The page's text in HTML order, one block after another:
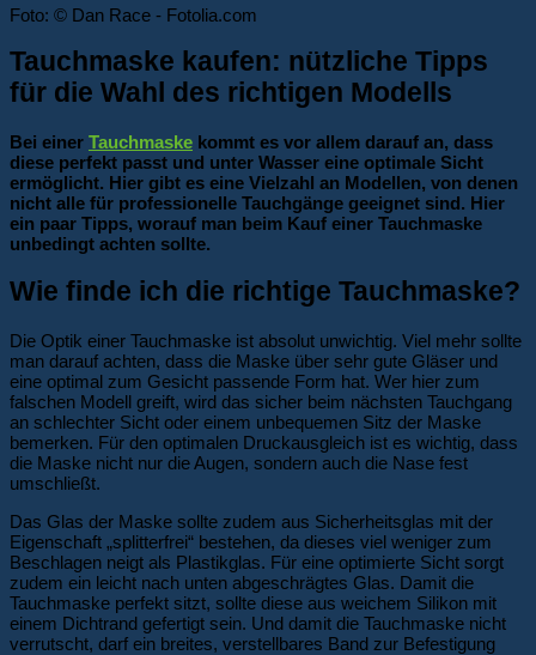
Foto: © Dan Race - Fotolia.com
Tauchmaske kaufen: nützliche Tipps
für die Wahl des richtigen Modells
Bei einer Tauchmaske kommt es vor allem darauf an, dass
diese perfekt passt und unter Wasser eine optimale Sicht
ermöglicht. Hier gibt es eine Vielzahl an Modellen, von denen
nicht alle für professionelle Tauchgänge geeignet sind. Hier
ein paar Tipps, worauf man beim Kauf einer Tauchmaske
unbedingt achten sollte.
Wie finde ich die richtige Tauchmaske?
Die Optik einer Tauchmaske ist absolut unwichtig. Viel mehr sollte
man darauf achten, dass die Maske über sehr gute Gläser und
eine optimal zum Gesicht passende Form hat. Wer hier zum
falschen Modell greift, wird das sicher beim nächsten Tauchgang
an schlechter Sicht oder einem unbequemen Sitz der Maske
bemerken. Für den optimalen Druckausgleich ist es wichtig, dass
die Maske nicht nur die Augen, sondern auch die Nase fest
umschließt.
Das Glas der Maske sollte zudem aus Sicherheitsglas mit der
Eigenschaft „splitterfrei“ bestehen, da dieses viel weniger zum
Beschlagen neigt als Plastikglas. Für eine optimierte Sicht sorgt
zudem ein leicht nach unten abgeschrägtes Glas. Damit die
Tauchmaske perfekt sitzt, sollte diese aus weichem Silikon mit
einem Dichtrand gefertigt sein. Und damit die Tauchmaske nicht
verrutscht, darf ein breites, verstellbares Band zur Befestigung